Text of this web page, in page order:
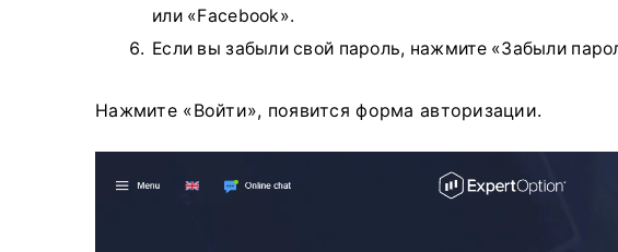
или «Facebook».
Если вы забыли свой пароль, нажмите «Забыли
Нажмите «Войти», появится форма авторизации.